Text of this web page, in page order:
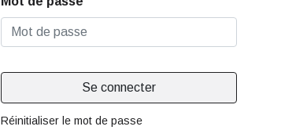
Se connecter
Réinitialiser le mot de passe